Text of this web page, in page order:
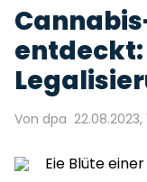
Von dpa 22.08.2023,